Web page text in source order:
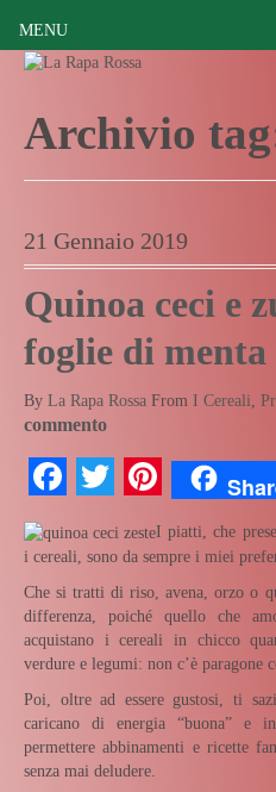
Archivio
21 Gennaio 2019
Quinoa ceci e
foglie di menta
By La Rapa Rossa From I Cereali,
commento
Facebook
Twitter
I piatti, che
i cereali, sono da sempre i miei
Che si tratti di riso, avena, orzo o
differenza, poiché quello che
acquistano i cereali in chicco
verdure e legumi: non c’è paragone
Poi, oltre ad essere gustosi, ti
caricano di energia “buona” e
permettere abbinamenti e ricette
senza mai deludere.
MENU